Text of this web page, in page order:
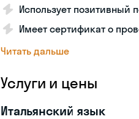
Использует позитивный
Имеет сертификат о
Читать дальше
Услуги и цены
Итальянский язык